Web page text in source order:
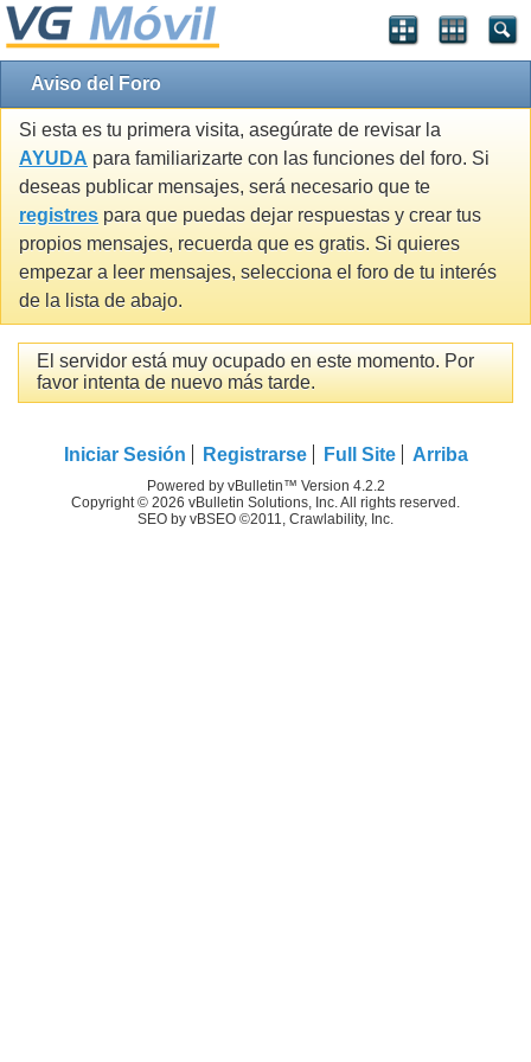
Aviso del Foro
Si esta es tu primera visita, asegúrate de revisar la
AYUDA para familiarizarte con las funciones del foro. Si
deseas publicar mensajes, será necesario que te
registres para que puedas dejar respuestas y crear tus
propios mensajes, recuerda que es gratis. Si quieres
empezar a leer mensajes, selecciona el foro de tu interés
de la lista de abajo.
El servidor está muy ocupado en este momento. Por
favor intenta de nuevo más tarde.
Iniciar Sesión Registrarse Full Site Arriba
Powered by vBulletin™ Version 4.2.2
Copyright © 2026 vBulletin Solutions, Inc. All rights reserved.
SEO by vBSEO ©2011, Crawlability, Inc.